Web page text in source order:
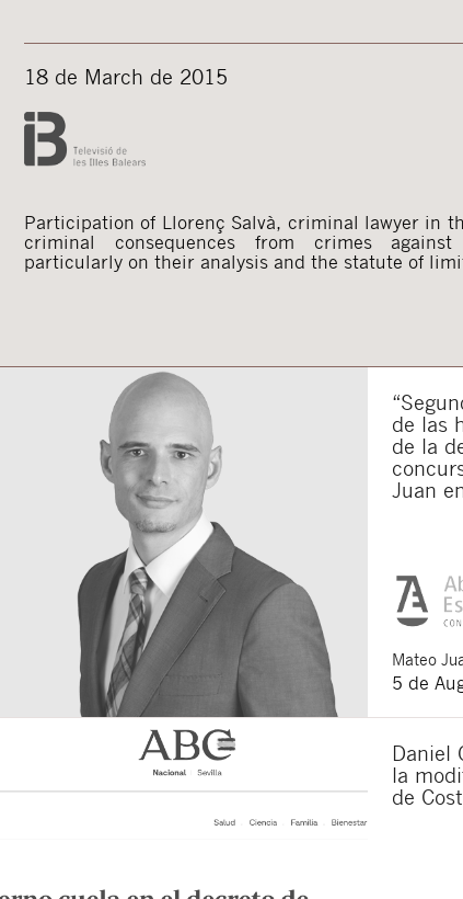
18 de March de 2015
Participation of Llorenç Salvà, criminal lawyer in
criminal consequences from crimes
particularly on their analysis and the statute of
de las
de la
Juan
Mateo
5 de
Daniel
la
de